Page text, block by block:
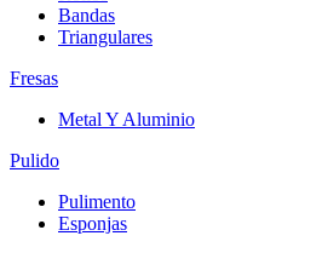
Bandas
Triangulares
Fresas
Metal Y Aluminio
Pulido
Pulimento
Esponjas